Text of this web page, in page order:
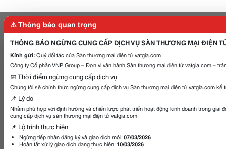
⚠️ Thông báo quan trọng
THÔNG BÁO NGỪNG CUNG CẤP DỊCH VỤ SÀN THƯƠNG MẠI ĐIỆN
Kính gửi:Quý đối tác của Sàn thương mại điện tử vatgia.com
Công ty Cổ phần VNP Group – Đơn vị vận hành Sàn thương mại điện tử vatgia.com –
📅 Thời điểm ngừng cung cấp dịch vụ
Chúng tôi sẽ chính thức ngừng cung cấp dịch vụ Sàn thương mại điện tử vatgia.com kể
📌 Lý do
Nhằm phù hợp với định hướng và chiến lược phát triển hoạt động kinh doanh trong giai
cung cấp dịch vụ sàn thương mại điện tử vatgia.com.
📌 Lộ trình thực hiện
Ngừng tiếp nhận đăng ký và giao dịch mới:07/03/2026
Hoàn tất xử lý giao dịch đang thực hiện: 10/03/2026